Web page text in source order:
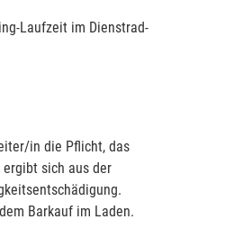
Laufzeit im Dienstrad-
in die Pflicht, das
ergibt sich aus der
Barkauf im Laden.